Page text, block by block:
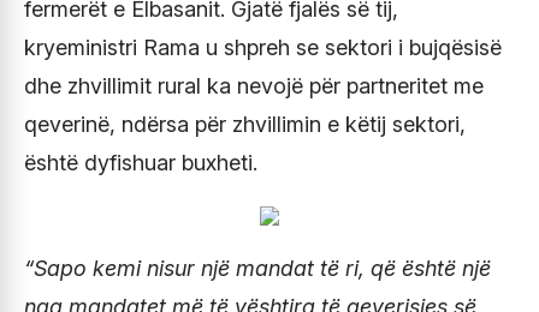
fermerët e Elbasanit. Gjatë fjalës së tij,
kryeministri Rama u shpreh se sektori i bujqësisë
dhe zhvillimit rural ka nevojë për partneritet me
qeverinë, ndërsa për zhvillimin e këtij sektori,
është dyfishuar buxheti.
“Sapo kemi nisur një mandat të ri, që është një
nga mandatet më të vështira të qeverisjes së